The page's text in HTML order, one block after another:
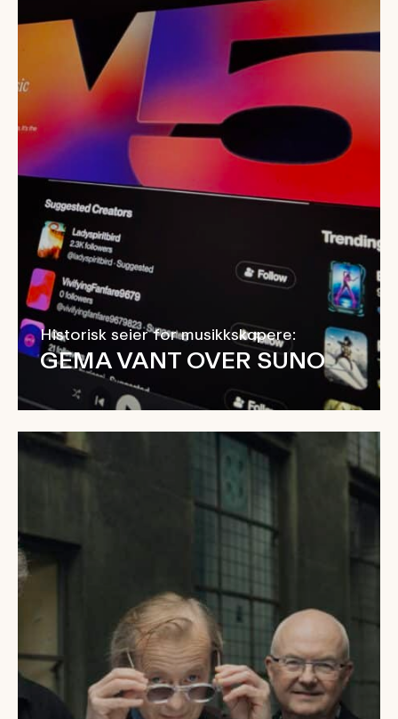
Historisk seier for musikkskapere:
GEMA VANT OVER SUNO